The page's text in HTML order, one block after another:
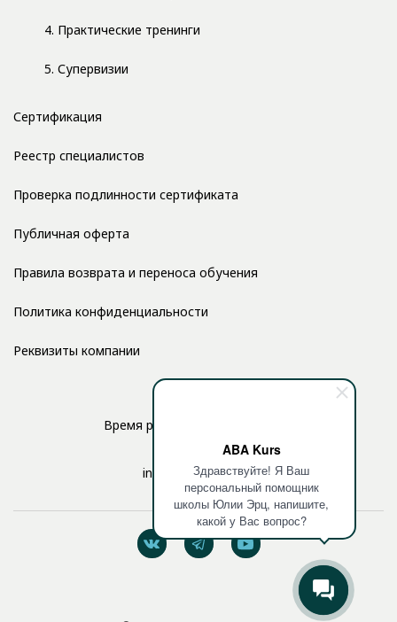
ABA Kurs
Здравствуйте! Я Ваш
персональный помощник
школы Юлии Эрц, напишите,
какой у Вас вопрос?
4. Практические тренинги
5. Супервизии
Сертификация
Реестр специалистов
Проверка подлинности сертификата
Публичная оферта
Правила возврата и переноса обучения
Политика конфиденциальности
Реквизиты компании
Время работы: с 10:00 до 17:00
info@aba-kurs.com